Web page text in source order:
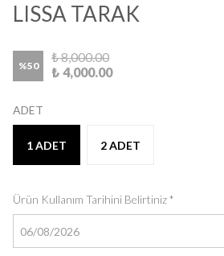
LISSA TARAK
%50
₺ 8,000.00
₺ 4,000.00
ADET
1 ADET 2 ADET
Ürün Kullanım Tarihini Belirtiniz*